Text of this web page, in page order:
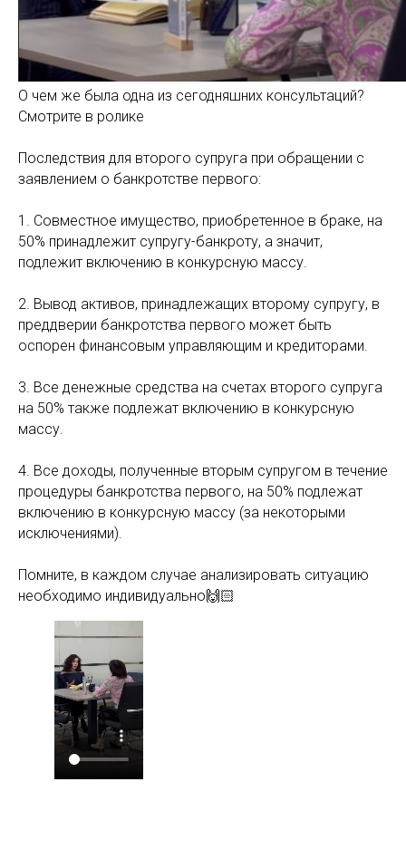
О чем же была одна из сегодняшних консультаций?
Смотрите в ролике
Последствия для второго супруга при обращении с
заявлением о банкротстве первого:
1. Совместное имущество, приобретенное в браке, на
50% принадлежит супругу-банкроту, а значит,
подлежит включению в конкурсную массу.
2. Вывод активов, принадлежащих второму супругу, в
преддверии банкротства первого может быть
оспорен финансовым управляющим и кредиторами.
3. Все денежные средства на счетах второго супруга
на 50% также подлежат включению в конкурсную
массу.
4. Все доходы, полученные вторым супругом в течение
процедуры банкротства первого, на 50% подлежат
включению в конкурсную массу (за некоторыми
исключениями).
Помните, в каждом случае анализировать ситуацию
необходимо индивидуально🙌🏻